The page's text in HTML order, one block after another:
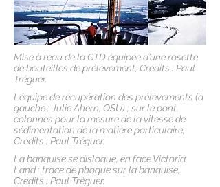
Mise à l’eau de la CTD équipée d’une rosette
de bouteilles de prélèvement, Crédits : Paul
Tréguer.
Léquipe de récupération des prélèvements (à
gauche : Julie Ahern, OSU) ; sur le pont,
colonnes pour la mesure de la vitesse de
sédimentation de la matière particulaire,
Crédits : Paul Tréguer.
La banquise se disloque, en face Victoria
Land ; trace de phoque sur la banquise,
Crédits : Paul Tréguer.